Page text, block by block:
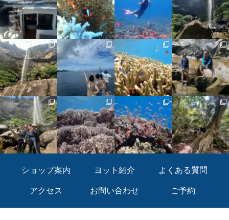
ショップ案内 ヨット紹介 よくある質問
アクセス お問い合わせ ご予約